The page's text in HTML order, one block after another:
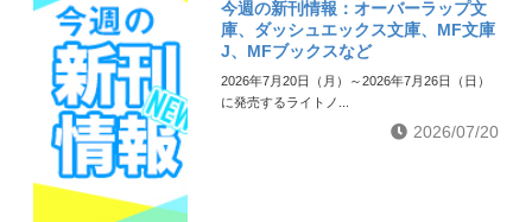
今週の新刊情報：オーバーラップ文
庫、ダッシュエックス文庫、MF文庫
J、MFブックスなど
2026年7月20日（月）～2026年7月26日（日）
に発売するライトノ...
2026/07/20